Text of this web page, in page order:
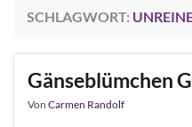
SCHLAGWORT:
Gänseblümchen
Von Carmen Randolf